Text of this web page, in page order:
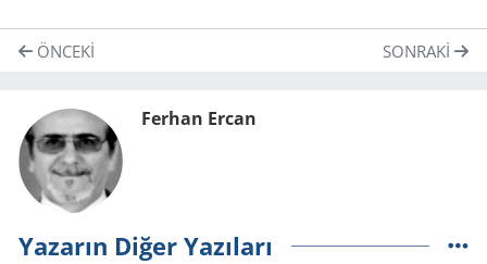
ÖNCEKI SONRAKI
Ferhan Ercan
Yazarın Diğer Yazıları